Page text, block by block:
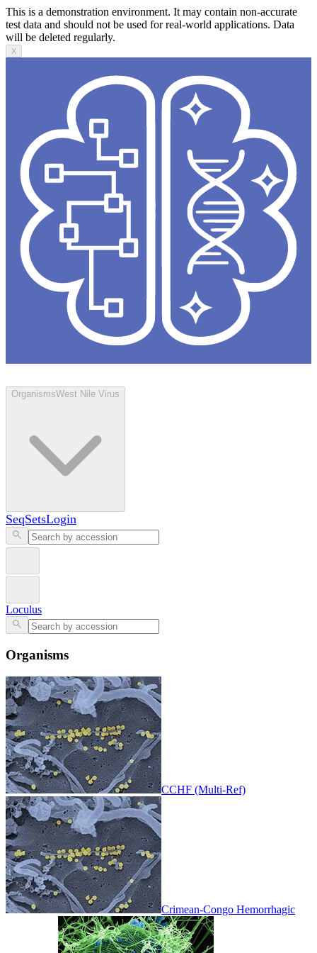
This is a demonstration environment. It may contain non-accurate
test data and should not be used for real-world applications. Data
will be deleted regularly.
X
OrganismsWest Nile Virus
SeqSetsLogin
Loculus
Organisms
CCHF (Multi-Ref)
Crimean-Congo Hemorrhagic